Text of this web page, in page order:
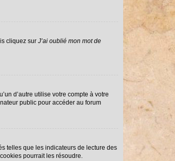
cliquez sur J’ai oublié mon mot de
d’autre utilise votre compte à votre
public pour accéder au forum
telles que les indicateurs de lecture des
pourrait les résoudre.